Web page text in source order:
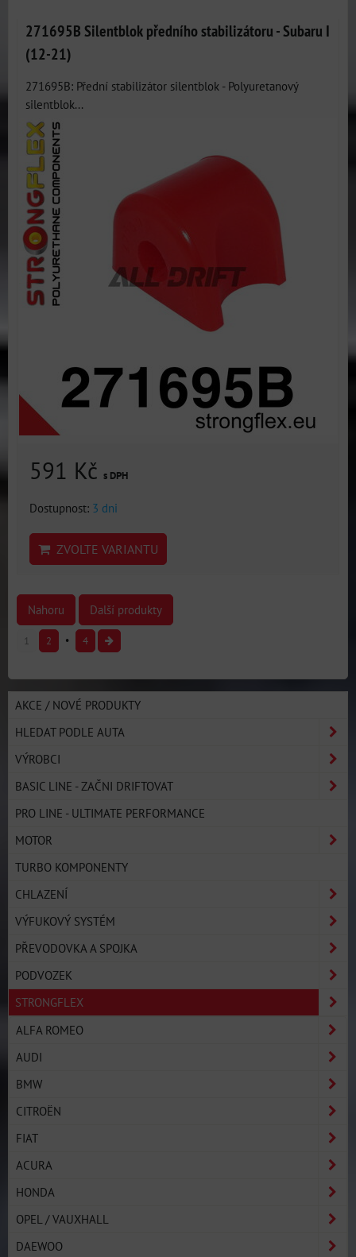
271695B Silentblok předního stabilizátoru - Subaru I
(12-21)
271695B: Přední stabilizátor silentblok - Polyuretanový
silentblok...
591 Kč s DPH
Dostupnost: 3 dni
ZVOLTE VARIANTU
Nahoru Další produkty
1 2 4
AKCE / NOVÉ PRODUKTY
HLEDAT PODLE AUTA
VÝROBCI
BASIC LINE - ZAČNI DRIFTOVAT
PRO LINE - ULTIMATE PERFORMANCE
MOTOR
TURBO KOMPONENTY
CHLAZENÍ
VÝFUKOVÝ SYSTÉM
PŘEVODOVKA A SPOJKA
PODVOZEK
STRONGFLEX
ALFA ROMEO
AUDI
BMW
CITROËN
FIAT
ACURA
HONDA
OPEL / VAUXHALL
DAEWOO